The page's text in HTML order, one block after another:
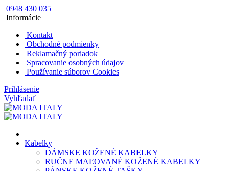
0948 430 035
Informácie
Kontakt
Obchodné podmienky
Reklamačný poriadok
Spracovanie osobných údajov
Používanie súborov Cookies
Prihlásenie
Vyhľadať
Kabelky
DÁMSKE KOŽENÉ KABELKY
RUČNE MAĽOVANÉ KOŽENÉ KABELKY